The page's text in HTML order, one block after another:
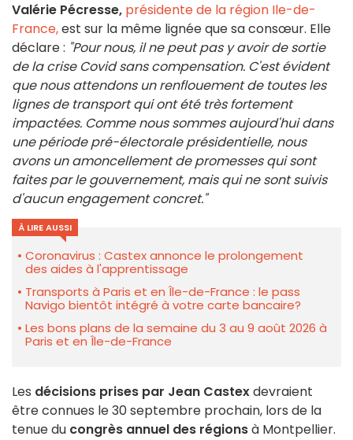
Valérie Pécresse, présidente de la région Ile-de-
France,est sur la même lignée que sa consœur. Elle
déclare : "Pour nous, il ne peut pas y avoir de sortie
de la crise Covid sans compensation. C'est évident
que nous attendons un renflouement de toutes les
lignes de transport qui ont été très fortement
impactées. Comme nous sommes aujourd'hui dans
une période pré-électorale présidentielle, nous
avons un amoncellement de promesses qui sont
faites par le gouvernement, mais qui ne sont suivis
d'aucun engagement concret."
À LIRE AUSSI
Coronavirus : Castex annonce le prolongement
des aides à l'apprentissage
Transports à Paris et en Île-de-France : le pass
Navigo bientôt intégré à votre carte bancaire?
Les bons plans de la semaine du 3 au 9 août 2026 à
Paris et en Île-de-France
Les décisions prises par Jean Castexdevraient
être connues le 30 septembre prochain, lors de la
tenue du congrès annuel des régionsà Montpellier.